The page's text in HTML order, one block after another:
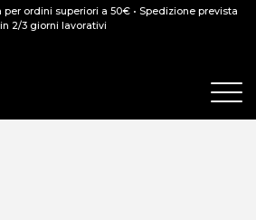
ordini superiori a 50€ • Spedizione prevista
in 2/3 giorni lavorativi